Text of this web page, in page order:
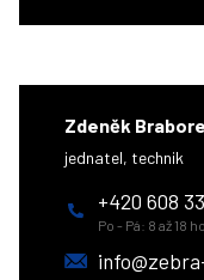
Zdeněk
jednatel, technik
+420 608
Po - Pá: 8 až 18